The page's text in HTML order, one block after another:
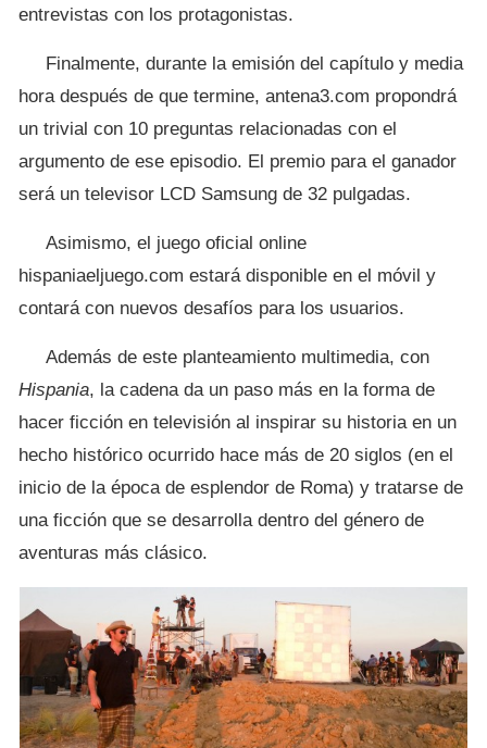
entrevistas con los protagonistas.
Finalmente, durante la emisión del capítulo y media
hora después de que termine, antena3.com propondrá
un trivial con 10 preguntas relacionadas con el
argumento de ese episodio. El premio para el ganador
será un televisor LCD Samsung de 32 pulgadas.
Asimismo, el juego oficial online
hispaniaeljuego.com estará disponible en el móvil y
contará con nuevos desafíos para los usuarios.
Además de este planteamiento multimedia, con
Hispania, la cadena da un paso más en la forma de
hacer ficción en televisión al inspirar su historia en un
hecho histórico ocurrido hace más de 20 siglos (en el
inicio de la época de esplendor de Roma) y tratarse de
una ficción que se desarrolla dentro del género de
aventuras más clásico.